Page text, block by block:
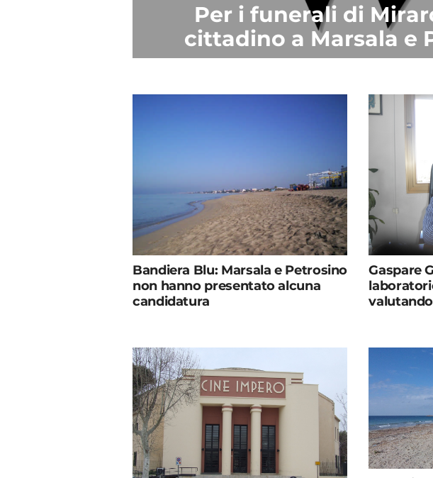
Per i funerali di
cittadino a Marsala e
Bandiera Blu: Marsala e Petrosino
non hanno presentato alcuna
candidatura
Gaspare